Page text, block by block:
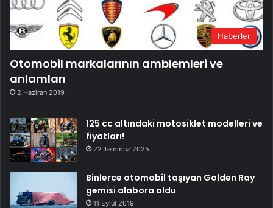
Haberler
Otomobil markalarının amblemleri ve
anlamları
2 Haziran 2019
125 cc altındaki motosiklet modelleri ve
fiyatları!
22 Temmuz 2025
Binlerce otomobil taşıyan Golden Ray
gemisi alabora oldu
11 Eylül 2019